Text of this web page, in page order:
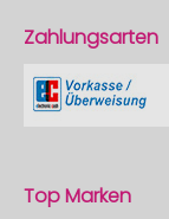
Zahlungsarten
Top Marken